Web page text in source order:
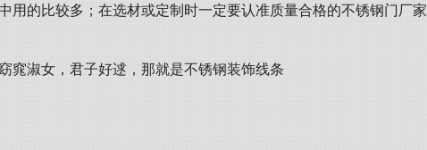
用的比较多；在选材或定制时一定要认准质量合格的不锈钢门
窕淑女，君子好逑，那就是不锈钢装饰线条